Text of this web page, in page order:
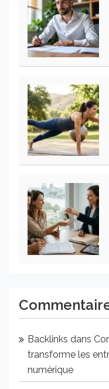
Backlinks dans
transforme les
numérique